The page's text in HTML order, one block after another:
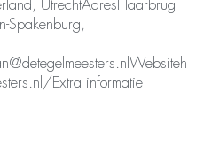
UtrechtAdresHaarbrug
Extra informatie